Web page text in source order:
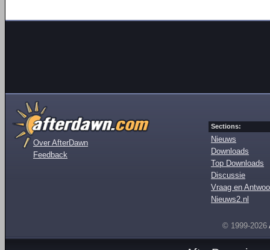
Over AfterDawn
Feedback
Sections:
Nieuws
Downloads
Top Downloads
Discussie
Vraag en
Nieuws2.nl
© 1999-2026